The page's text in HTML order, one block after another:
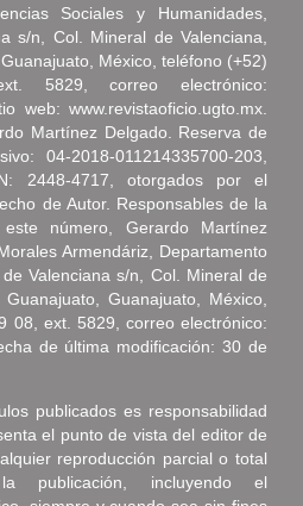
Sociales y Humanidades,
s/n, Col. Mineral de Valenciana,
México, teléfono (+52)
5829, correo electrónico:
web: www.revistaoficio.ugto.mx.
Martínez Delgado. Reserva de
04-2018-011214335700-203,
2448-4717, otorgados por el
de Autor. Responsables de la
número, Gerardo Martínez
Armendáriz, Departamento
Valenciana s/n, Col. Mineral de
Guanajuato, México,
08, ext. 5829, correo electrónico:
de última modificación: 30 de
publicados es responsabilidad
el punto de vista del editor de
reproducción parcial o total
incluyendo el